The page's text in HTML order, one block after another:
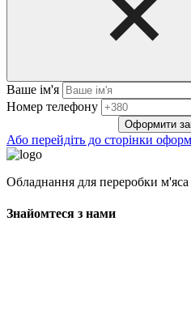
Ваше ім'я
Нoмep тeлeфoнy
Оформити
Або перейдіть до сторінки
Обладнання для переробки м'яса
Знайомтеся з нами